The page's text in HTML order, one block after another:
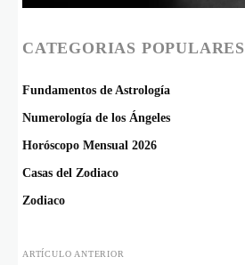
CATEGORIAS POPULARES
Fundamentos de Astrología
Numerología de los Ángeles
Horóscopo Mensual 2026
Casas del Zodiaco
Zodiaco
ARTÍCULO ANTERIOR